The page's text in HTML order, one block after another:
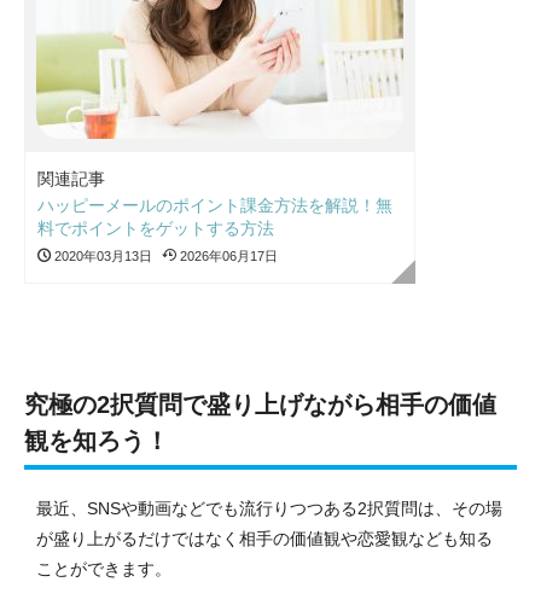
関連記事
ハッピーメールのポイント課金方法を解説！無
料でポイントをゲットする方法
2020年03月13日 2026年06月17日
究極の2択質問で盛り上げながら相手の価値
観を知ろう！
最近、SNSや動画などでも流行りつつある2択質問は、その場
が盛り上がるだけではなく相手の価値観や恋愛観なども知る
ことができます。